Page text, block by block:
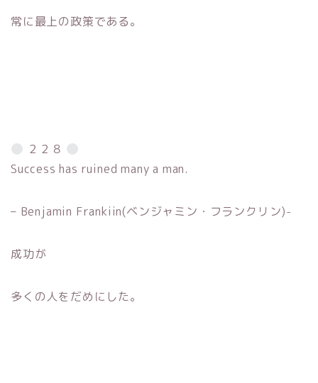
常に最上の政策である。
２２８
Success has ruined many a man.
– Benjamin Frankiin(ベンジャミン・フランクリン)-
成功が
多くの人をだめにした。